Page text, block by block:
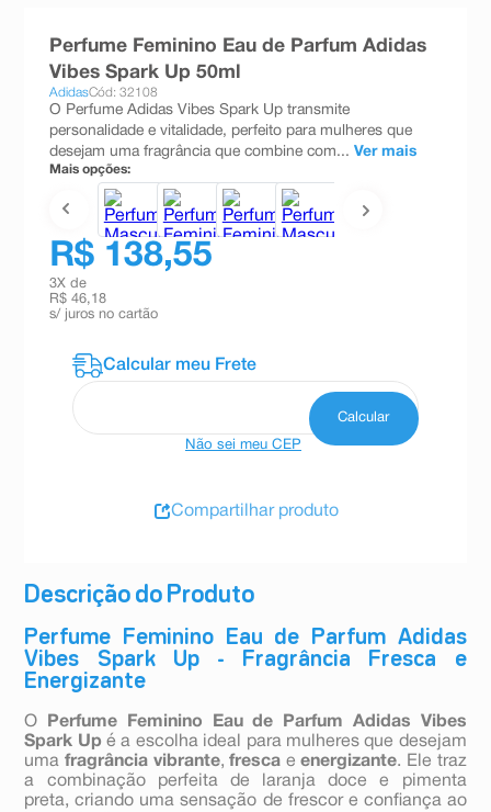
Descrição do Produto
Perfume Feminino Eau de Parfum Adidas
Vibes Spark Up - Fragrância Fresca e
Energizante
O
Perfume Feminino Eau de Parfum Adidas Vibes
Spark Upé a escolha ideal para mulheres que desejam
uma fragrância vibrante,fresca eenergizante. Ele traz
a combinação perfeita de laranja doce e pimenta
preta, criando uma sensação de frescor e confiança ao
Perfume Feminino Eau de Parfum Adidas
Vibes Spark Up 50ml
AdidasCód: 32108
O Perfume Adidas Vibes Spark Up transmite
personalidade e vitalidade, perfeito para mulheres que
desejam uma fragrância que combine com... Ver mais
Mais opções:
R$ 138,55
3X de
R$ 46,18
s/ juros no cartão
Não sei meu CEP
Compartilhar produto
esmalte
10ºabsorvente